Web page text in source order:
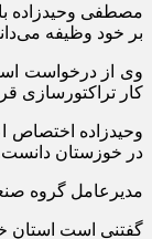
بر خود وظیفه
وی از درخواست
کار تراکتورسازی
وحیدزاده اختصاص
در خوزستان
مدیرعامل گروه
گفتنی است استان خوزستان با تولید بیش از 130